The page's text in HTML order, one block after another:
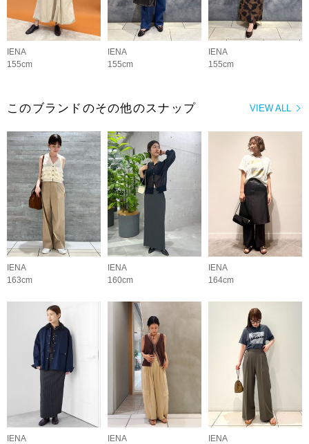
IENA
155cm
IENA
155cm
IENA
155cm
VIEW ALL
このブランドのその他のスナップ
IENA
163cm
IENA
160cm
IENA
164cm
IENA
IENA
IENA